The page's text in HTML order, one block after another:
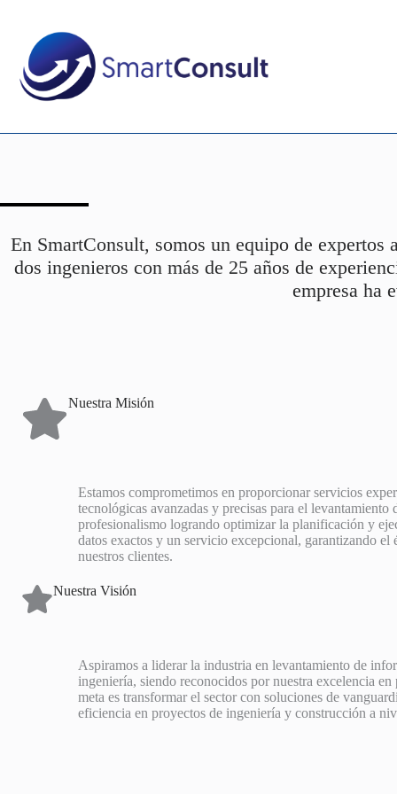
contenido
En SmartConsult, somos un equipo de
dos ingenieros con más de 25 años de
empresa ha
Nuestra Misión
Estamos comprometimos en proporcionar servicios
tecnológicas avanzadas y precisas para el
profesionalismo logrando optimizar la planificación y
datos exactos y un servicio excepcional, garantizando
nuestros clientes.
Nuestra Visión
Aspiramos a liderar la industria en levantamiento de
ingeniería, siendo reconocidos por nuestra excelencia
meta es transformar el sector con soluciones de
eficiencia en proyectos de ingeniería y construcción a